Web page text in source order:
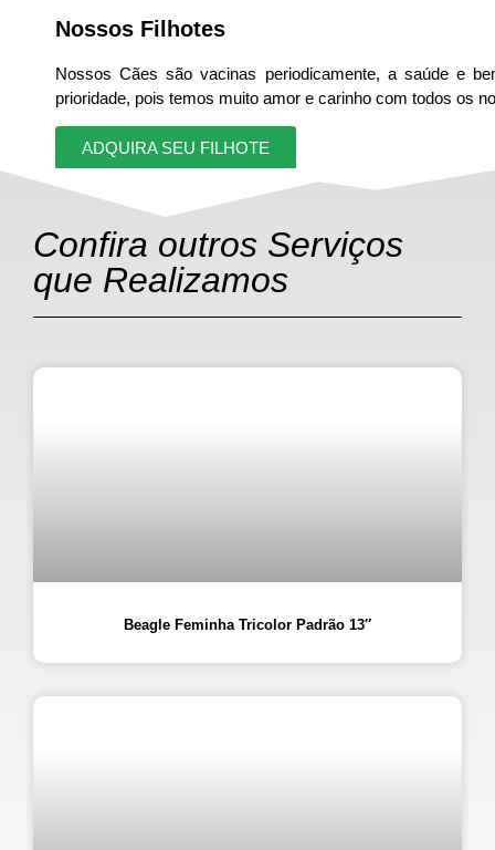
Nossos Filhotes
Nossos Cães são vacinas periodicamente, a saúde e
prioridade, pois temos muito amor e carinho com todos os
ADQUIRA SEU FILHOTE
Confira outros Serviços
que Realizamos
Beagle Feminha Tricolor Padrão 13″